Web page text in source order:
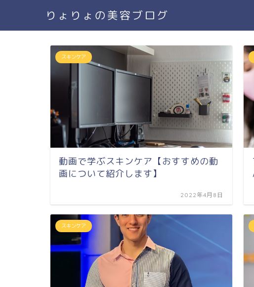
りょりょの美容ブログ
スキンケア
動画で学ぶスキンケア【おすすめの動
画について紹介します】
2022年4月8日
スキンケア